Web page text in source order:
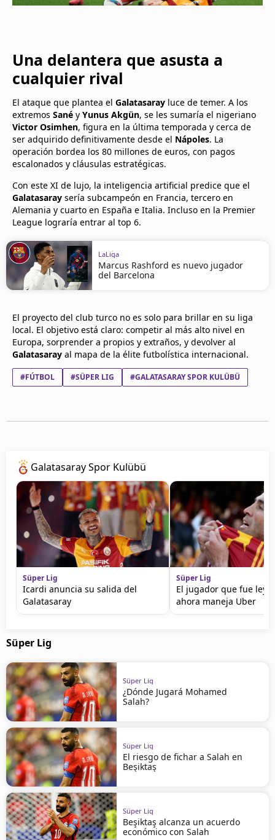
Una delantera que asusta a
cualquier rival
El ataque que plantea el Galatasaray luce de temer. A los
extremos Sané y Yunus Akgün, se les sumaría el nigeriano
Victor Osimhen, figura en la última temporada y cerca de
ser adquirido definitivamente desde el Nápoles. La
operación bordea los 80 millones de euros, con pagos
escalonados y cláusulas estratégicas.
Con este XI de lujo, la inteligencia artificial predice que el
Galatasaray sería subcampeón en Francia, tercero en
Alemania y cuarto en España e Italia. Incluso en la Premier
League lograría entrar al top 6.
LaLiga
Marcus Rashford es nuevo jugador
del Barcelona
El proyecto del club turco no es solo para brillar en su liga
local. El objetivo está claro: competir al más alto nivel en
Europa, sorprender a propios y extraños, y devolver al
Galatasaray al mapa de la élite futbolística internacional.
#FÚTBOL #SÜPER LIG #GALATASARAY SPOR KULÜBÜ
Galatasaray Spor Kulübü
Süper Lig
Icardi anuncia su salida del
Galatasaray
Süper Lig
El jugador que fue
ahora maneja Uber
Süper Lig
Süper Lig
¿Dónde Jugará Mohamed
Salah?
Süper Lig
El riesgo de fichar a Salah en
Beşiktaş
Süper Lig
Beşiktaş alcanza un acuerdo
económico con Salah